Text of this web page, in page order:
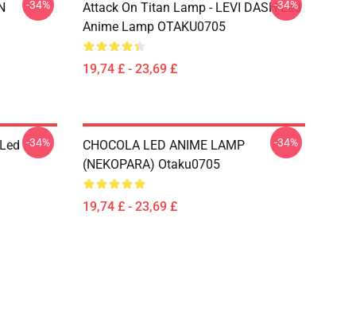
-34%
Attack On Titan Lamp - LEVI DASH Led
Anime Lamp OTAKU0705
19,74 £ - 23,69 £
-34%
-34%
CHOCOLA LED ANIME LAMP
(NEKOPARA) Otaku0705
19,74 £ - 23,69 £
-34%